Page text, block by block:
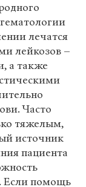
лечатся
лейкозов –
а также
Часто
тяжелым,
источник
пациента
Если помощь